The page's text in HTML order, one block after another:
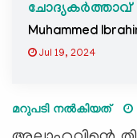
o
n
ചോദ്യകർത്താവ്
Muhammed
Jul 19, 2024
മറുപടി നൽകിയത്